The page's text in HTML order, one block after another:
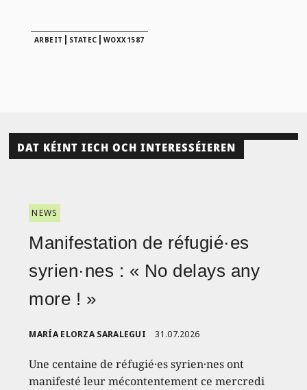
ARBEIT | STATEC | WOXX1587
DAT KÉINT IECH OCH INTERESSÉIEREN
NEWS
Manifestation de réfugié·es
syrien·nes : « No delays any
more ! »
MARÍA ELORZA SARALEGUI 31.07.2026
Une centaine de réfugié·es syrien·nes ont
manifesté leur mécontentement ce mercredi